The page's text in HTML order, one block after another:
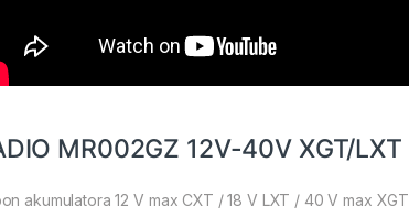
MR002GZ 12V-40V XGT/LXT
akumulatora 12 V max CXT / 18 V LXT / 40 V max XGT